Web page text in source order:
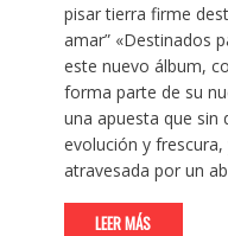
pisar tierra firme
amar” «Destinados
este nuevo álbum,
forma parte de su
una apuesta que sin
evolución y
atravesada por un
LEER MÁS